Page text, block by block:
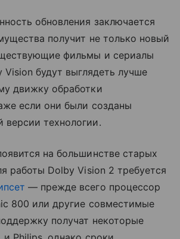
обновления заключается
получит не только новый
фильмы и сериалы
будут выглядеть лучше
движку обработки
если они были созданы
технологии.
на большинстве старых
работы Dolby Vision 2 требуется
— прежде всего процессор
800 или другие совместимые
получат некоторые